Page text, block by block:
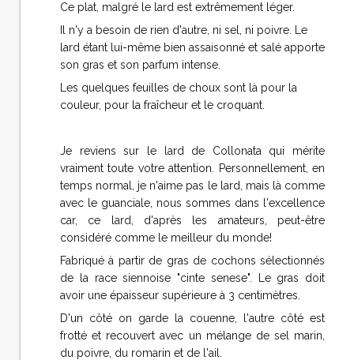
Ce plat, malgré le lard est extrêmement léger.
Il n'y a besoin de rien d'autre, ni sel, ni poivre. Le
lard étant lui-même bien assaisonné et salé apporte
son gras et son parfum intense.
Les quelques feuilles de choux sont là pour la
couleur, pour la fraîcheur et le croquant.
Je reviens sur le lard de Collonata qui mérite
vraiment toute votre attention. Personnellement, en
temps normal, je n'aime pas le lard, mais là comme
avec le guanciale, nous sommes dans l'excellence
car, ce lard, d'après les amateurs, peut-être
considéré comme le meilleur du monde!
Fabriqué à partir de gras de cochons sélectionnés
de la race siennoise "cinte senese". Le gras doit
avoir une épaisseur supérieure à 3 centimètres.
D'un côté on garde la couenne, l'autre côté est
frotté et recouvert avec un mélange de sel marin,
du poivre, du romarin et de l'ail.